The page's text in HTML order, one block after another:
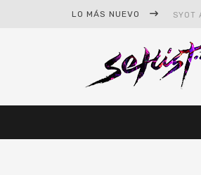
LO MÁS NUEVO